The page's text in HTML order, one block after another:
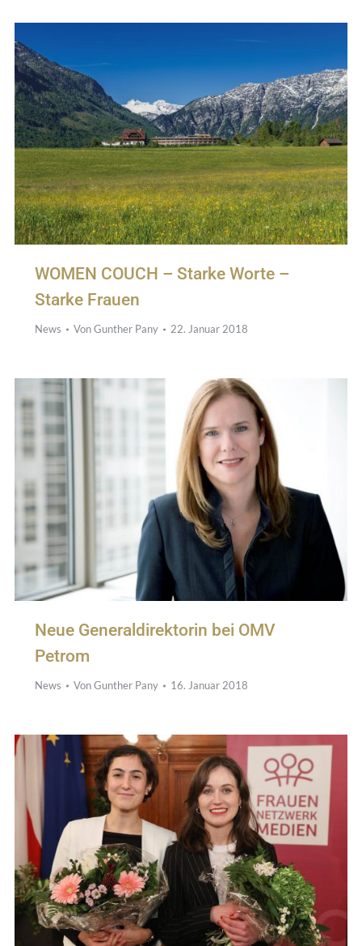
WOMEN COUCH – Starke Worte –
Starke Frauen
News VonGunther Pany 22. Januar 2018
Neue Generaldirektorin bei OMV
Petrom
News VonGunther Pany 16. Januar 2018